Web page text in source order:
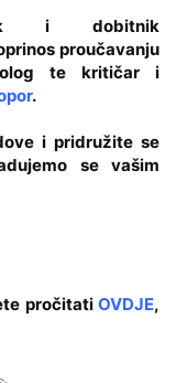
i dobitnik
proučavanju
te kritičar i
.
i pridružite se
se vašim
pročitati OVDJE,